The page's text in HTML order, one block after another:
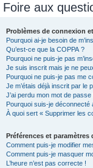
Foire aux
Problèmes de connexion
Pourquoi ai-je besoin de
Qu’est-ce que la COPPA ?
Pourquoi ne puis-je pas
Je suis inscrit mais je ne
Pourquoi ne puis-je pas me
Je m’étais déjà inscrit par le
J’ai perdu mon mot de passe
Pourquoi suis-je déconnecté
À quoi sert « Supprimer les
Préférences et
Comment puis-je modifier
Comment puis-je masquer
L’heure n’est pas correcte !